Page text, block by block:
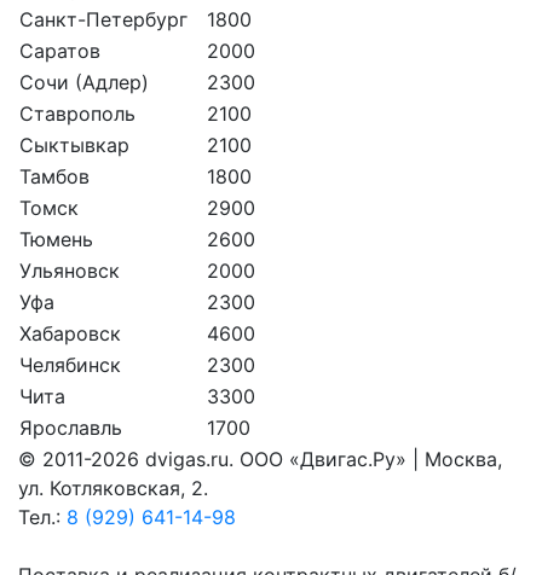
Санкт-Петербург
1800
Саратов
2000
Сочи (Адлер)
2300
Ставрополь
2100
Сыктывкар
2100
Тамбов
1800
Томск
2900
Тюмень
2600
Ульяновск
2000
Уфа
2300
Хабаровск
4600
Челябинск
2300
Чита
3300
Ярославль
1700
© 2011-2026 dvigas.ru. ООО «Двигaс.Ру» | Москва,
ул. Котляковская, 2.
Тел.: 8 (929) 641-14-98